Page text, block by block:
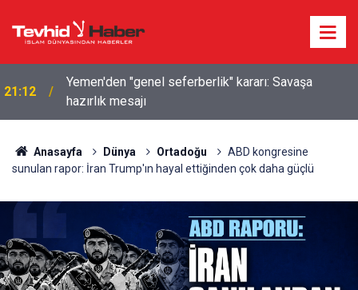
21:12
Yemen'den "genel seferberlik" kararı: Savaşa
hazırlık mesajı
Anasayfa Dünya Ortadoğu
ABD kongresine
sunulan rapor: İran Trump'ın hayal ettiğinden çok daha güçlü